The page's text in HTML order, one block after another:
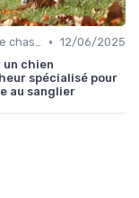
Chiens de chasse au sanglier • 12/06/2025
chien
spécialisé pour
au sanglier